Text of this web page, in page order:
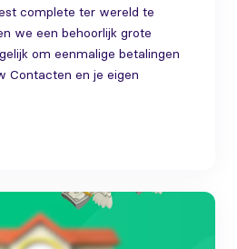
complete ter wereld te
we een behoorlijk grote
om eenmalige betalingen
Contacten en je eigen